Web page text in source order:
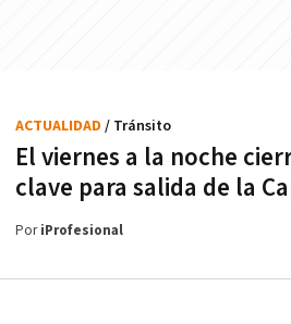
El viernes a la noche
clave para salida de la
ACTUALIDAD / Tránsito
PoriProfesional